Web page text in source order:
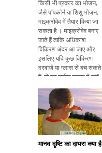
किसी भी प्रकार का भोजन,
जैसे पॉपकॉर्न या शिशु भोजन,
माइक्रोवेव में तैयार किया जा
सकता है । माइक्रोवेव बनाए
जाते हैं ताकि अधिकांश
विकिरण अंदर आ जाए और
इसलिए यदि कुछ विकिरण
दरवाजे या ग्लास से बच सकते
हैं, तो यह पर्याप्त मात्रा में नहीं
के भीतर होता है अंतरराष्ट्रीय
मानकों। दरवाजा जाल
माइक्रोवेव-सुरक्षि
मानव दृष्टि का दायरा क्या है